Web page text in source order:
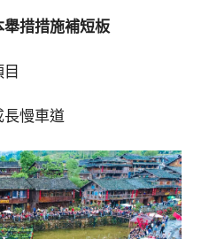
措措施補短板
慢車道